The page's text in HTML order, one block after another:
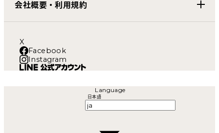
会社概要・利用規約
X
Facebook
Instagram
Language
日本語